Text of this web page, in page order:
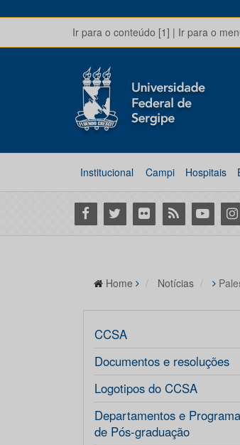
Ir para o conteúdo [1] | Ir para o
Institucional Campi Hospitais
Facebook
Twitter Flickr RSS Youtube
Home Notícias
CCSA
Documentos e resoluções
Logotipos do CCSA
Departamentos e
de Pós-graduação